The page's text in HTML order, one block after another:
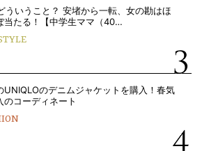
ういうこと？ 安堵から一転、女の勘はほ
当たる！【中学生ママ（40…
UNIQLOのデニムジャケットを購入！春気
のコーディネート